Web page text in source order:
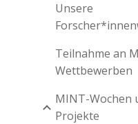
Unsere
Teilnahme an
Wettbewerben
MINT-Wochen
Projekte